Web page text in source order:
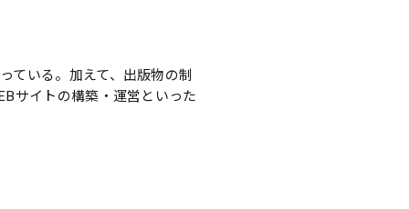
ている。加えて、出版物の制
サイトの構築・運営といった